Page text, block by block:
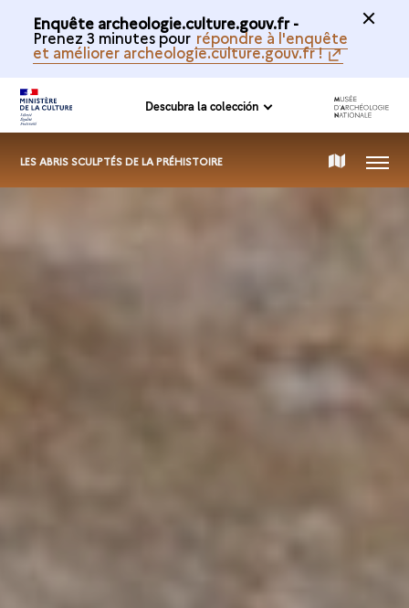
Enquête archeologie.culture.gouv.fr -
Prenez 3 minutes pour répondre à l'enquête
et améliorer archeologie.culture.gouv.fr !
Descubra la colección
LES ABRIS SCULPTÉS DE LA PRÉHISTOIRE MAPA MENÚ